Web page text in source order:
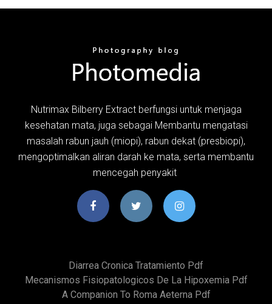
Nutrimax Bilberry Extract berfungsi untuk menjaga
kesehatan mata, juga sebagai Membantu mengatasi
masalah rabun jauh (miopi), rabun dekat (presbiopi),
mengoptimalkan aliran darah ke mata, serta membantu
mencegah penyakit
Diarrea Cronica Tratamiento Pdf
Mecanismos Fisiopatologicos De La Hipoxemia Pdf
A Companion To Roma Aeterna Pdf